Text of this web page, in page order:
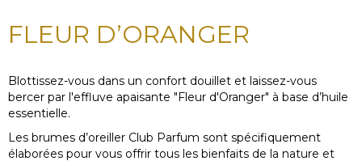
FLEUR D’ORANGER
Blottissez-vous dans un confort douillet et laissez-vous
bercer par l'effluve apaisante "Fleur d'Oranger" à base d’huile
essentielle.
Les brumes d’oreiller Club Parfum sont spécifiquement
élaborées pour vous offrir tous les bienfaits de la nature et